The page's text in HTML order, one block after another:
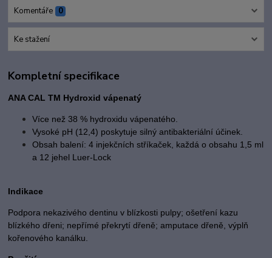
Komentáře 0
Ke stažení
Kompletní specifikace
ANA CAL TM Hydroxid vápenatý
Více než 38 % hydroxidu vápenatého.
Vysoké pH (12,4) poskytuje silný antibakteriální účinek.
Obsah balení: 4 injekčních stříkaček, každá o obsahu 1,5 ml
a 12 jehel Luer-Lock
Indikace
Podpora nekazivého dentinu v blízkosti pulpy; ošetření kazu
blízkého dřeni; nepřímé překrytí dřeně; amputace dřeně, výplň
kořenového kanálku.